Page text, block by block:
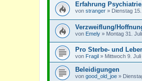
Erfahrung
von stranger » Dienstag
Verzweiflung/
von Emely » Montag 31.
Pro Sterbe- und
von Fragil » Mittwoch 9.
Beleidigungen
von good_old_joe »